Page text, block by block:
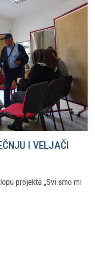
I VELJAČI
projekta „Svi smo mi